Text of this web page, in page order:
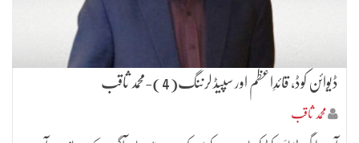
ڈیوائن کوڈ، قائدِاعظم اور سپیڈ لرننگ(4)-محمد ثاقب
محمد ثاقب